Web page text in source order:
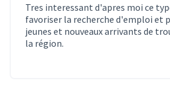
Tres interessant d'apres moi ce
favoriser la recherche d'emploi et
jeunes et nouveaux arrivants de
la région.